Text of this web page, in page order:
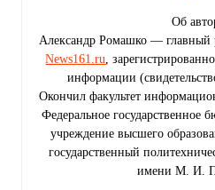
Об
Александр Ромашко — главный
News161.ru ,
информации
Окончил факультет
Федеральное государственное
учреждение высшего
государственный
имени М. И.